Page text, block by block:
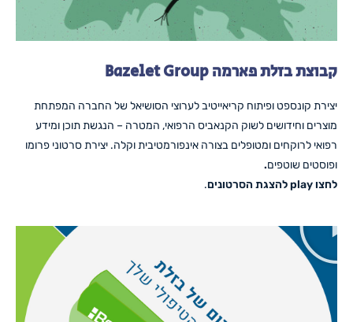
קבוצת בזלת פארמה Bazelet Group
יצירת קונספט ופיתוח קריאייטיב לערוצי הסושיאל של החברה המפתחת
מוצרים וחידושים לשוק הקנאביס הרפואי, המטרה – הנגשת תוכן ומידע
רפואי לרוקחים ומטופלים בצורה אינפורמטיבית וקלה. יצירת סרטוני פרומו
ופוסטים שוטפים.
לחצו play להצגת הסרטונים
.